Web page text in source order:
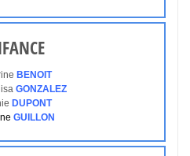
BENOIT
GONZALEZ
DUPONT
GUILLON